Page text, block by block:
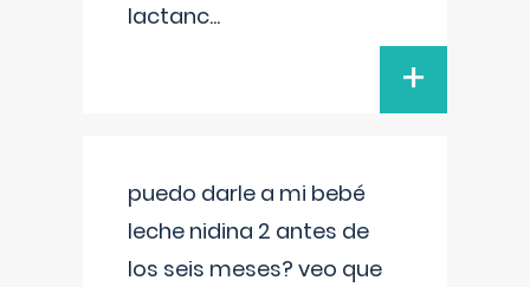
lactanc...
+
puedo darle a mi bebé
leche nidina 2 antes de
los seis meses? veo que